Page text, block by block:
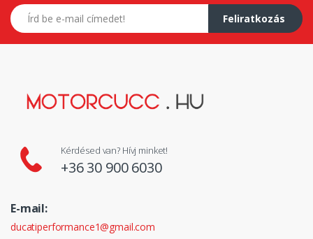
E-mail címed
Feliratkozás
Kérdésed van? Hívj minket!
+36 30 900 6030
E-mail:
ducatiperformance1@gmail.com